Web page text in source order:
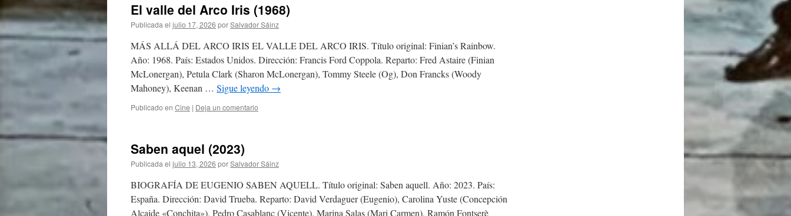
El valle del Arco Iris (1968)
Publicada el julio 17, 2026 porSalvador Sáinz
MÁS ALLÁ DEL ARCO IRIS EL VALLE DEL ARCO IRIS. Título original: Finian’s Rainbow.
Año: 1968. País: Estados Unidos. Dirección: Francis Ford Coppola. Reparto: Fred Astaire (Finian
McLonergan), Petula Clark (Sharon McLonergan), Tommy Steele (Og), Don Francks (Woody
Mahoney), Keenan … Sigue leyendo →
Publicado en Cine | Deja un comentario
Saben aquel (2023)
Publicada el julio 13, 2026 porSalvador Sáinz
BIOGRAFÍA DE EUGENIO SABEN AQUELL. Título original: Saben aquell. Año: 2023. País:
España. Dirección: David Trueba. Reparto: David Verdaguer (Eugenio), Carolina Yuste (Concepción
Alcaide «Conchita»), Pedro Casablanc (Vicente), Marina Salas (Mari Carmen), Ramón Fontserè